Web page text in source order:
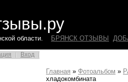
области. БРЯНСК ОТЗЫВЫ
Вход
Главная » Фотоальбом »
хладокомбината